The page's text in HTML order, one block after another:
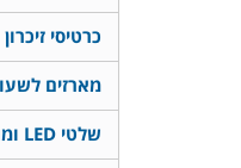
כרטיסי זיכרון
מארזים
שלטי LED ומוצרי LED